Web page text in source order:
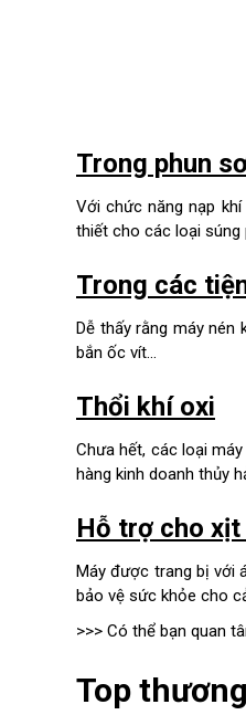
Trong phun
Với chức năng nạp
thiết cho các loại súng
Trong các
Dễ thấy rằng máy nén
bắn ốc vít…
Thổi khí oxi
Chưa hết, các loại
hàng kinh doanh thủy
Hỗ trợ cho
Máy được trang bị với
bảo vệ sức khỏe cho
>>> Có thể bạn quan
Top